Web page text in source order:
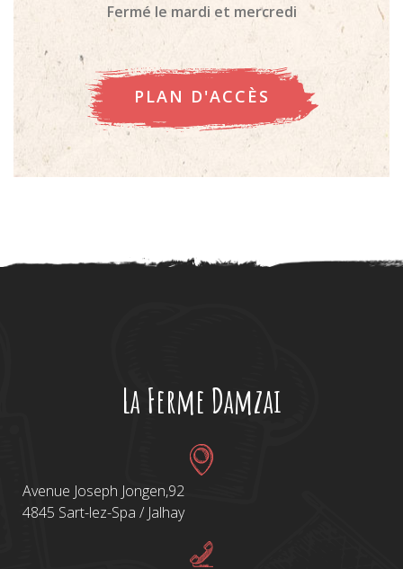
Fermé le mardi et mercredi
PLAN D'ACCÈS
La Ferme Damzai
Avenue Joseph Jongen,92
4845 Sart-lez-Spa / Jalhay